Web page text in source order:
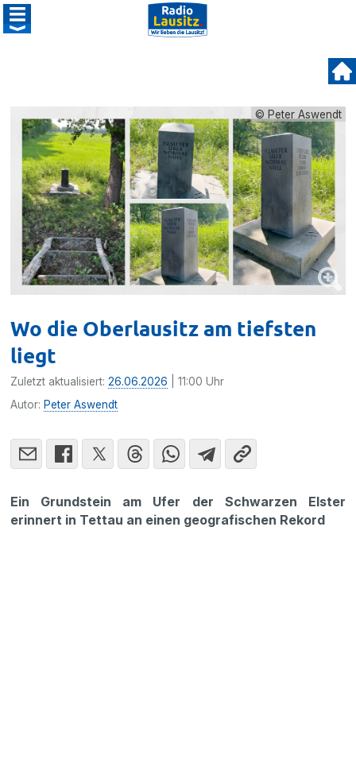
© Peter Aswendt
Wo die Oberlausitz am tiefsten
liegt
Zuletzt aktualisiert:26.06.2026 | 11:00 Uhr
Autor: Peter Aswendt
Ein Grundstein am Ufer der Schwarzen Elster
erinnert in Tettau an einen geografischen Rekord